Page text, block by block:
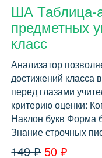
ША Таблица-
предметных
класс
Анализатор
достижений класса
перед глазами
критерию оценки:
Наклон букв Форма
Знание строчных
149 ₽ 50 ₽